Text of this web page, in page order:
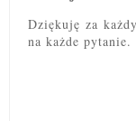
Dziękuję za
na każde pytanie.